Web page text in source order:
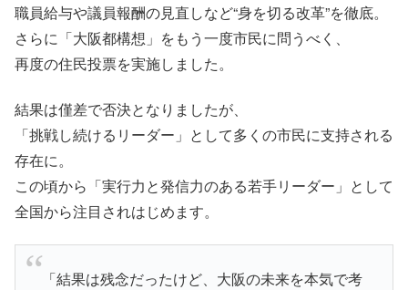
職員給与や議員報酬の見直しなど“身を切る改革”を徹底。
さらに「大阪都構想」をもう一度市民に問うべく、
再度の住民投票を実施しました。
結果は僅差で否決となりましたが、
「挑戦し続けるリーダー」として多くの市民に支持される
存在に。
この頃から「実行力と発信力のある若手リーダー」として
全国から注目されはじめます。
「結果は残念だったけど、大阪の未来を本気で考